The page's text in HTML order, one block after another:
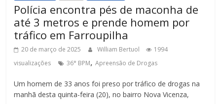
Polícia encontra pés de maconha de
até 3 metros e prende homem por
tráfico em Farroupilha
20 de março de 2025 William Bertuol
1994
visualizações
36° BPM,Apreensão de Drogas
Um homem de 33 anos foi preso por tráfico de drogas na
manhã desta quinta-feira (20), no bairro Nova Vicenza,